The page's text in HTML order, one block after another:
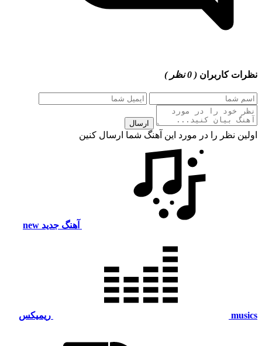
نظرات کاربران ( 0 نظر )
ارسال
اولین نظر را در مورد این آهنگ شما ارسال کنین
آهنگ جدید new
musics ریمیکس